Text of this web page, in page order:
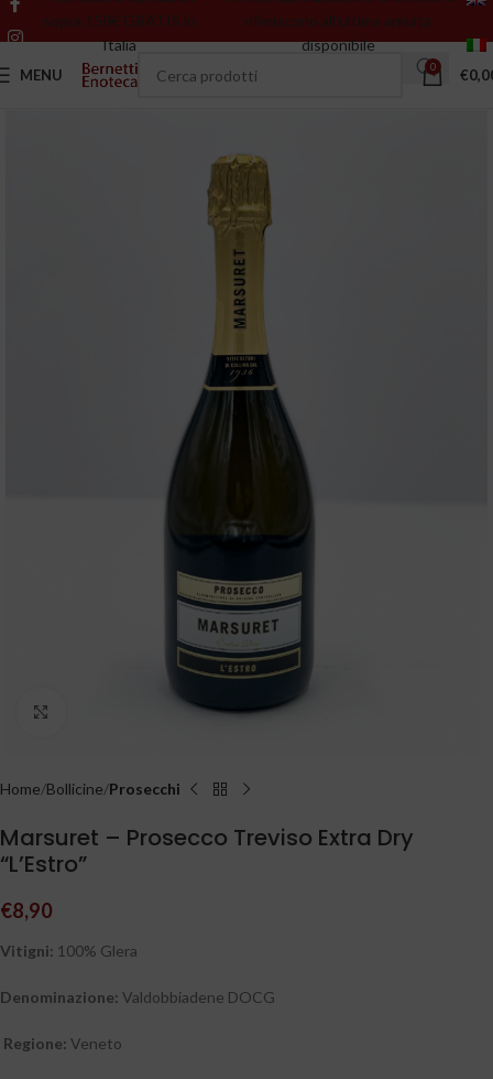
sopra 150€ GRATIS in
Italia
riferiscono all’ultima annata
disponibile
MENU 0 €
Clicca per ingrandire
Home Bollicine Prosecchi
Marsuret – Prosecco Treviso Extra Dry
“L’Estro”
€8,90
Vitigni: 100% Glera
Denominazione: Valdobbiadene DOCG
Regione: Veneto